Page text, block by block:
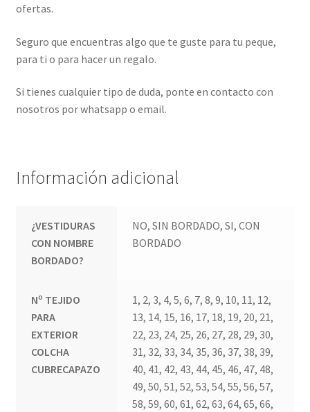
ofertas.
Seguro que encuentras algo que te guste para tu peque,
para ti o para hacer un regalo.
Si tienes cualquier tipo de duda, ponte en contacto con
nosotros por whatsapp o email.
Información adicional
¿VESTIDURAS
CON NOMBRE
BORDADO?
NO, SIN BORDADO, SI, CON
BORDADO
Nº TEJIDO
PARA
EXTERIOR
COLCHA
CUBRECAPAZO
1, 2, 3, 4, 5, 6, 7, 8, 9, 10, 11, 12,
13, 14, 15, 16, 17, 18, 19, 20, 21,
22, 23, 24, 25, 26, 27, 28, 29, 30,
31, 32, 33, 34, 35, 36, 37, 38, 39,
40, 41, 42, 43, 44, 45, 46, 47, 48,
49, 50, 51, 52, 53, 54, 55, 56, 57,
58, 59, 60, 61, 62, 63, 64, 65, 66,